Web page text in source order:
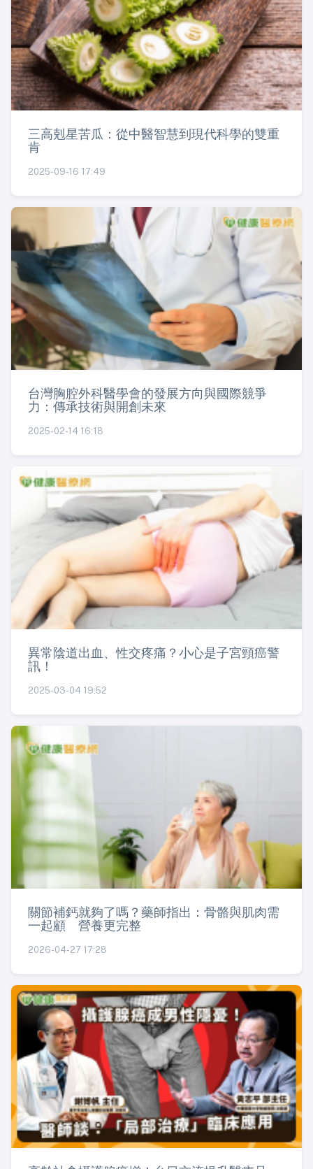
三高剋星苦瓜：從中醫智慧到現代科學的雙重
肯
2025-09-16 17:49
台灣胸腔外科醫學會的發展方向與國際競爭
力：傳承技術與開創未來
2025-02-14 16:18
異常陰道出血、性交疼痛？小心是子宮頸癌警
訊！
2025-03-04 19:52
關節補鈣就夠了嗎？藥師指出：骨骼與肌肉需
一起顧 營養更完整
2026-04-27 17:28